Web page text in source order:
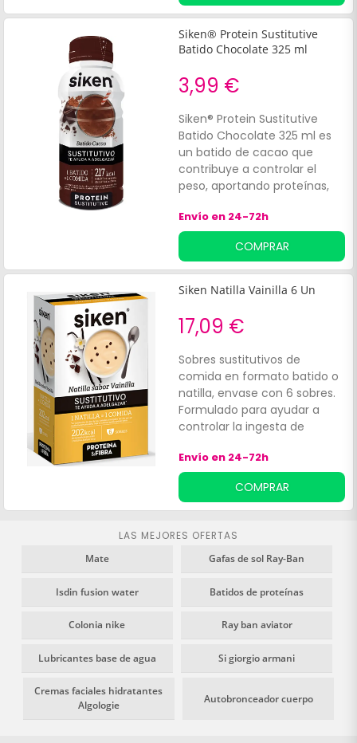
Siken® Protein Sustitutive
Batido Chocolate 325 ml
3,99 €
Siken® Protein Sustitutive
Batido Chocolate 325 ml es
un batido de cacao que
contribuye a controlar el
peso, aportando proteínas,
minerales. De esta forma, se
convierte en un producto
sustitutivo indicado para
dietas hipocalóricas de
control de peso. Sabor
Envío en 24-72h
COMPRAR
Siken Natilla Vainilla 6 Un
17,09 €
Sobres sustitutivos de
comida en formato batido o
natilla, envase con 6 sobres.
Formulado para ayudar a
controlar la ingesta de
hipocalórica.
Envío en 24-72h
COMPRAR
LAS MEJORES OFERTAS
Mate
Gafas de sol Ray-Ban
Isdin fusion water Batidos de proteínas
Colonia nike Ray ban aviator
Lubricantes base de agua Si giorgio armani
Cremas faciales hidratantes
Algologie
Autobronceador cuerpo